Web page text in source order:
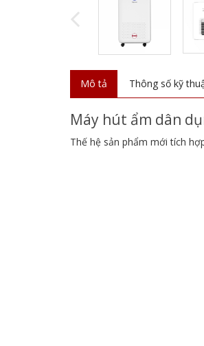
Mô tả Thông số kỹ
Máy hút ẩm dân
Thế hệ sản phẩm mới tích